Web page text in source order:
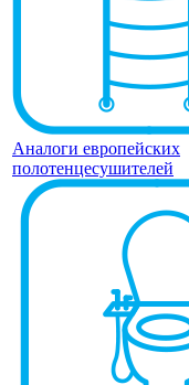
Аналоги европейских
полотенцесушителей